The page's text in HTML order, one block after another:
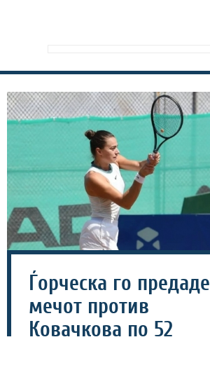
Ѓорческа го предаде
мечот против
Ковачкова по 52